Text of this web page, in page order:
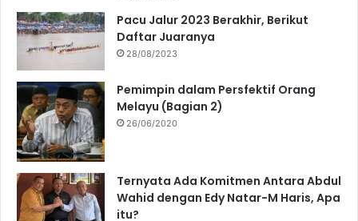
Pacu Jalur 2023 Berakhir, Berikut
Daftar Juaranya
28/08/2023
Pemimpin dalam Persfektif Orang
Melayu (Bagian 2)
26/06/2020
Ternyata Ada Komitmen Antara Abdul
Wahid dengan Edy Natar-M Haris, Apa
itu?